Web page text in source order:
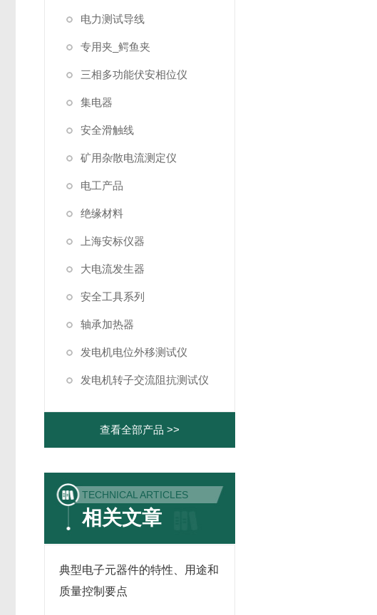
电力测试导线
专用夹_鳄鱼夹
三相多功能伏安相位仪
集电器
安全滑触线
矿用杂散电流测定仪
电工产品
绝缘材料
上海安标仪器
大电流发生器
安全工具系列
轴承加热器
发电机电位外移测试仪
发电机转子交流阻抗测试仪
查看全部产品 >>
TECHNICAL ARTICLES
相关文章
典型电子元器件的特性、用途和
质量控制要点